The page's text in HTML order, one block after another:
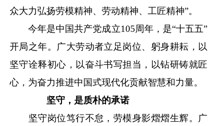
众大力弘扬劳模精神、劳动精神、工匠精神”。
今年是中国共产党成立105周年，是“十五五”
开局之年。广大劳动者立足岗位、躬身耕耘，以
坚守诠释初心，以奋斗书写担当，以钻研铸就匠
心，为奋力推进中国式现代化贡献智慧和力量。
坚守，是质朴的承诺
坚守岗位笃行不怠，劳模身影熠熠生辉。广